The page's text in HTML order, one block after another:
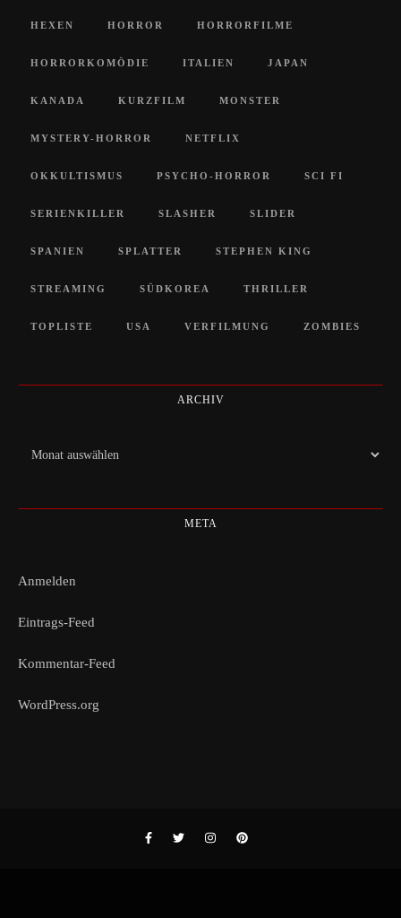
HEXEN HORROR HORRORFILME
HORRORKOMÖDIE ITALIEN JAPAN
KANADA KURZFILM MONSTER
MYSTERY-HORROR NETFLIX
OKKULTISMUS PSYCHO-HORROR SCI FI
SERIENKILLER SLASHER SLIDER
SPANIEN SPLATTER STEPHEN KING
STREAMING SÜDKOREA THRILLER
TOPLISTE USA VERFILMUNG ZOMBIES
ARCHIV
Archiv
META
Anmelden
Eintrags-Feed
Kommentar-Feed
WordPress.org